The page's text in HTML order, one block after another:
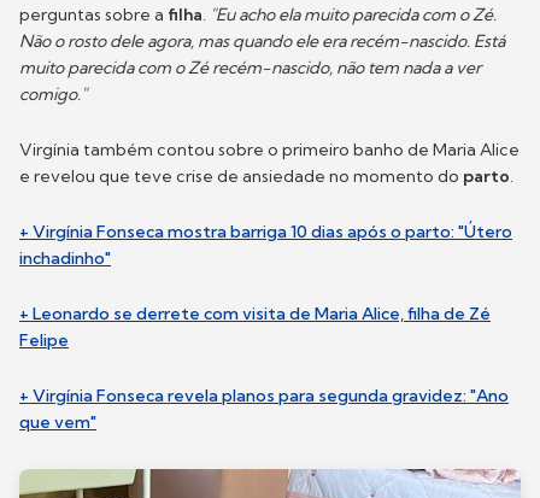
perguntas sobre a filha. "Eu acho ela muito parecida com o Zé.
Não o rosto dele agora, mas quando ele era recém-nascido. Está
muito parecida com o Zé recém-nascido, não tem nada a ver
comigo."
Virgínia também contou sobre o primeiro banho de Maria Alice
e revelou que teve crise de ansiedade no momento do parto.
+ Virgínia Fonseca mostra barriga 10 dias após o parto: "Útero
inchadinho"
+ Leonardo se derrete com visita de Maria Alice, filha de Zé
Felipe
+ Virgínia Fonseca revela planos para segunda gravidez: "Ano
que vem"